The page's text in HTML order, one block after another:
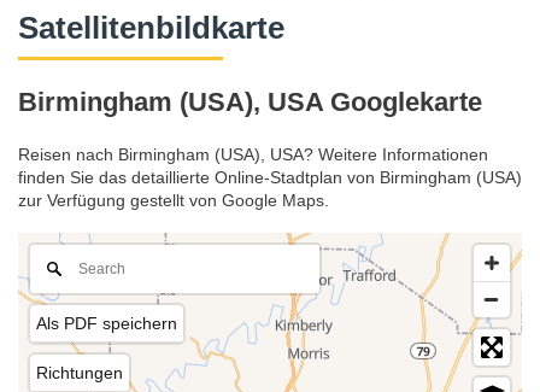
Satellitenbildkarte
Birmingham (USA), USA Googlekarte
Reisen nach Birmingham (USA), USA? Weitere Informationen
finden Sie das detaillierte Online-Stadtplan von Birmingham (USA)
zur Verfügung gestellt von Google Maps.
Als PDF speichern
Richtungen